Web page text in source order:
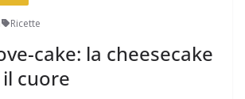
Ricette
cake: la cheesecake
cuore